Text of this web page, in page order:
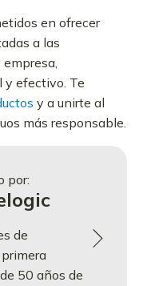
en ofrecer
a las
y efectivo. Te
y a unirte al
más responsable.
por:
de
50 años de